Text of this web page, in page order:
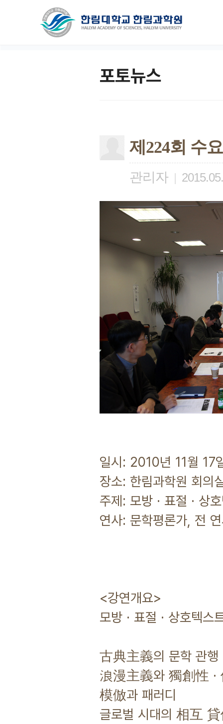
포토뉴스
제224회 수
관리자 |
일시: 2010년 11월
장소: 한림과학원 회
주제: 모방 · 표절 · 상
연사: 문학평론가, 전
<강연개요>
모방 · 표절 · 상호텍스
古典主義의 문학 관행
浪漫主義와 獨創性 ·
模倣과 패러디
글로벌 시대의 相互